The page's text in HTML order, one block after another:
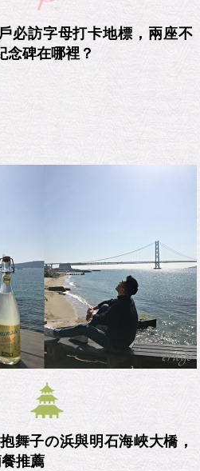
必訪字母打卡地標，兩座不
念碑在哪裡？
舞子の浜與明石海峽大橋，
推薦